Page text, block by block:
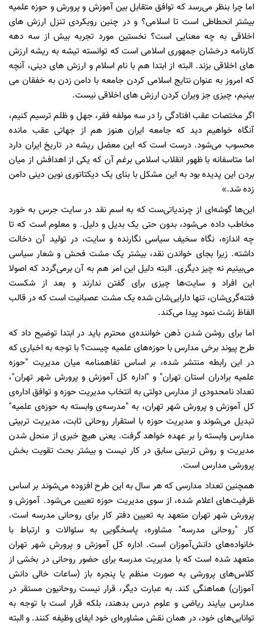
اما چرا بنظر می‌رسد که توافق متقابل بین آموزش و پرورش و حوزه علمیه
بیشتر انحطاطی است تا اسلامی؟ و در چنین رویکردی تنزل ارزش های
اخلاقی به چه معنایی است؟ نخستین مورد تجربه بیش از سه دهه
کارنامه درخشان جمهوری اسلامی است که توانسته تیشه به ریشه ارزش
های اخلاقی بزند. البته از ابتدا هم با نام اسلام و ارزش های دینی، آنچه
که امروز به عنوان نتایج اسلامی کردن جامعه با دامن زدن به خفقان می
بینیم، چیزی جز ویران کردن ارزش های اخلاقی نیست.
اگر مختصات عقب افتادگی را در سه مولفه فقر، جهل و ظلم ترسیم کنیم،
آنگاه خواهیم دید که جامعه ایران هنوز هم از جهاتی عقب مانده
محسوب می‌شود. درست است که این معضل ریشه در تاریخ ایران دارد
اما متاسفانه با ظهور انقلاب اسلامی برغم آن که یکی از اهدافش از میان
بردن این پدیده بود به این مشکل با بنای یک دیکتاتوری نوین دینی دامن
زده شد.»
این‌ها گوشه‌ای از چرندیاتی‌ست که به اسم نقد در سایت جرس به خورد
مخاطب داده می‌شود، بدون حتی یک بدیل و دلیل. و معلوم است که تا
چه اندازه، نگاه سخیف سیاسی نگارنده و سایت، در تولید آن دخالت
داشته. زیرا بجای خواندن نقد، بیشتر یک مشت فحش و شعار سیاسی
می‌بینیم نه چیز دیگری. البته دلیل این امر هم به آن برمی‌گردد که اصولا
این افراد و سایت‌ها چیزی برای گفتن ندارند و بعد از شکست
فتنه‌گری‌شان، تنها دارایی‌شان شده یک مشت عصبانیت است که در قالب
الفاظ زشت نمود پیدا می‌کند.
اما برای روشن شدن ذهن خواننده‌ی محترم باید در ابتدا توضیح داد که
طرح پیوند برخی مدارس با حوزه‌های علمیه چیست؟ با توجه به اخباری که
در این رابطه منتشر شده، بر اساس تفاهمنامه میان مدیریت "حوزه
علمیه برادران استان تهران" و "اداره کل آموزش و پرورش شهر تهران"،
تعداد نامحدودی از مدارس دولتی به انتخاب مدیریت حوزه و توافق اداره‌ی
کل آموزش و پرورش شهر تهران، به "مدرسه‌ی وابسته به حوزه‌ی علمیه"
تبدیل می‌شوند و مدیریت حوزه با استقرار روحانی ثابت، مدیریت تربیتی
مدارس وابسته را بر عهده خواهد گرفت. یعنی هیچ خبری از منحل شدن
مدیریت و روش تربیتی سابق در کار نیست و بیشتر بحث تقویت بخش
پرورشی مدارس است.
همچنین تعداد مدارسی که هر سال به این طرح افزوده می‌شوند بر اساس
ظرفیت‌های اعلام شده، از سوی مدیریت حوزه تعیین می‌شود. آموزش و
پرورش شهر تهران متعهد به تعیین دفتر کار برای روحانی مدرسه است.
کار "روحانی مدرسه" مشاوره، پاسخگویی به سئوالات و ارتباط با
خانواده‌‌های دانش‌آموزان است. اداره کل آموزش و پرورش شهر تهران
متعهد شده است که با مدیریت مدرسه برای حضور روحانی در بخشی از
کلاس‌های پرورشی به صورت منظم یا پنجره باز (ساعات خالی دانش
آموزان) هماهنگی کند. به عبارت دیگر، قرار نیست روحانیون مستقر در
مدارس بیایند ریاضی و علوم درس بدهند، بلکه قرار است با توجه به
توانایی‌های خود، در همان نقش مشاوره‌ای خود ایفای وظیفه کنند. و البته